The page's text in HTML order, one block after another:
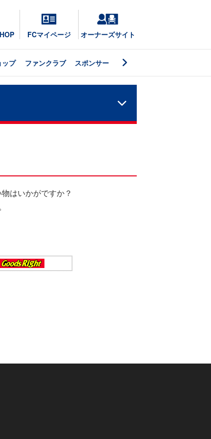
FCマイページ オーナーズサイト
ップ ファンクラブ スポンサー
はいかがですか？